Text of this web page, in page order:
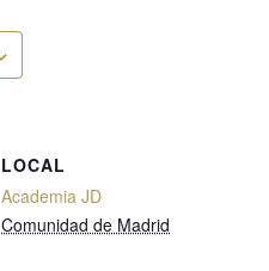
LOCAL
Academia JD
Comunidad de Madrid